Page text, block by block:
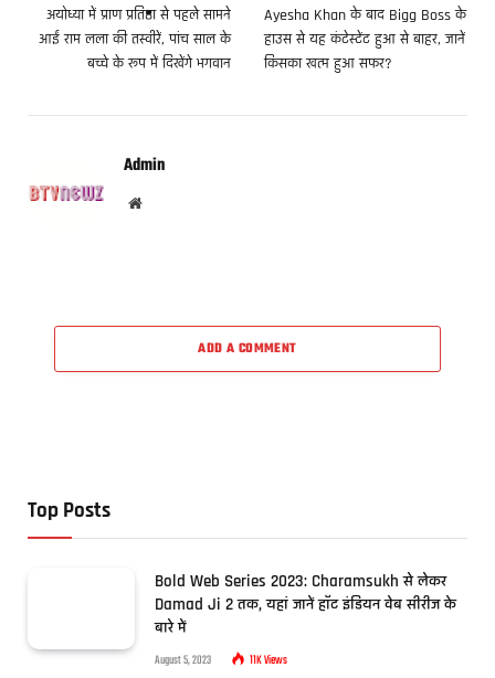
अयोध्या में प्राण प्रतिष्ठा से पहले सामने
आईं राम लला की तस्वीरें, पांच साल के
बच्चे के रूप में दिखेंगे भगवान
Ayesha Khan के बाद Bigg Boss के
हाउस से यह कंटेस्टेंट हुआ से बाहर, जानें
किसका खत्म हुआ सफर?
Admin
Website
ADD A COMMENT
Top Posts
Bold Web Series 2023: Charamsukh से लेकर
Damad Ji 2 तक, यहां जानें हॉट इंडियन वेब सीरीज के
बारे में
August 5, 2023 11KViews